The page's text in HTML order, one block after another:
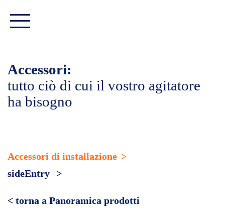
Accessori:
tutto ciò di cui il vostro agitatore
ha bisogno
Salta
la
Accessori di installazione
sideEntry
< torna a Panoramica prodotti